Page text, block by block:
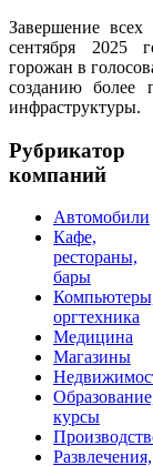
Завершение всех
сентября 2025
горожан в
созданию более
инфраструктуры.
Рубрикатор
компаний
Автомобили
Кафе,
рестораны,
бары
оргтехника
Медицина
Магазины
курсы
Развлечения,